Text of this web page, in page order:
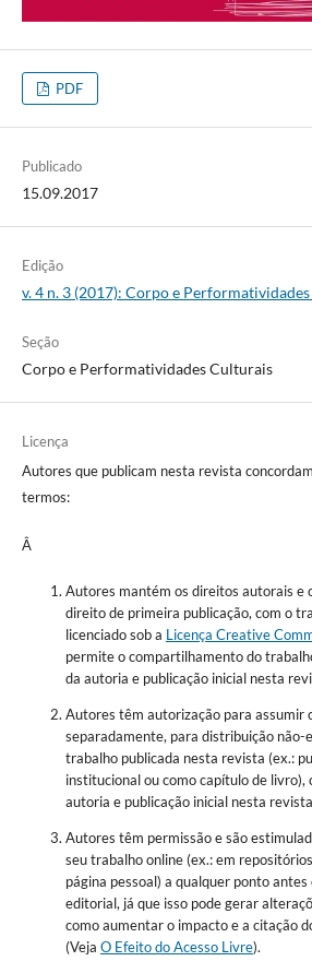
PDF
Publicado
15.09.2017
Edição
v. 4 n. 3 (2017): Corpo e
Seção
Corpo e Performatividades Culturais
Licença
Autores que publicam nesta revista
termos:
Â
Autores mantém os direitos autorais e
direito de primeira publicação, com o
licenciado sob a Licença Creative
permite o compartilhamento do
da autoria e publicação inicial nesta
Autores têm autorização para assumir
separadamente, para distribuição não-
trabalho publicada nesta revista (ex.:
institucional ou como capítulo de livro),
autoria e publicação inicial nesta
Autores têm permissão e são
seu trabalho online (ex.: em
página pessoal) a qualquer ponto
editorial, já que isso pode gerar
como aumentar o impacto e a citação
(Veja O Efeito do Acesso Livre).